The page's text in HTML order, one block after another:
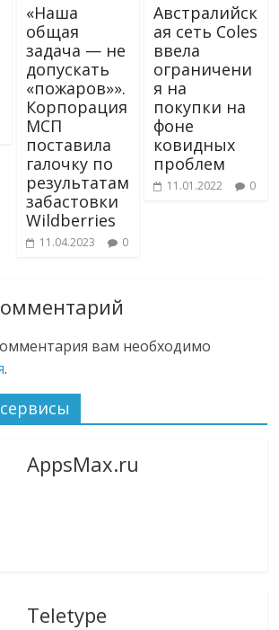
«Наша
общая
задача — не
допускать
«пожаров»».
Корпорация
МСП
поставила
галочку по
результатам
забастовки
Wildberries
11.04.2023 0
Австралийск
ая сеть Coles
ввела
ограничени
я на
покупки на
фоне
ковидных
проблем
11.01.2022 0
вам необходимо
.
AppsMax.ru
Teletype